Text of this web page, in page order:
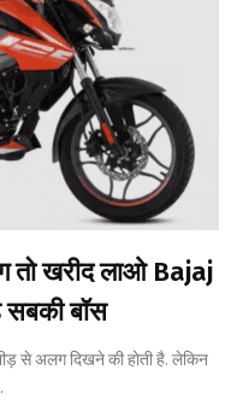
खरीद लाओ Bajaj
बॉस
से अलग दिखने की होती है. लेकिन